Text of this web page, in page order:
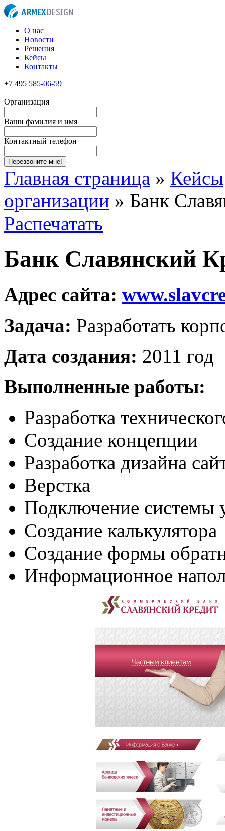
О нас
Новости
Решения
Кейсы
Контакты
+7 495 585-06-59
Организация
Ваши фамилия и имя
Контактный телефон
Перезвоните мне!
Главная страница » Кейсы
организации » Банк
Распечатать
Банк Славянский
Адрес сайта:
Задача: Разработать
Дата создания: 2011 год
Выполненные работы:
Разработка
Создание концепции
Разработка дизайна
Верстка
Подключение системы
Создание калькулятора
Создание формы
Информационное